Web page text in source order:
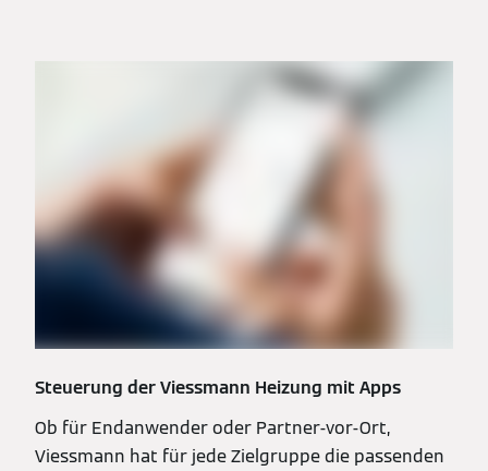
Steuerung der Viessmann Heizung mit Apps
Ob für Endanwender oder Partner-vor-Ort,
Viessmann hat für jede Zielgruppe die passenden